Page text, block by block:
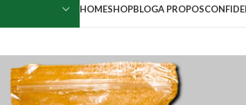
HOMESHOPBLOGA PROPOS